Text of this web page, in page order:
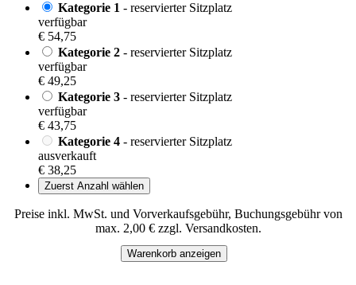
Kategorie 1 - reservierter Sitzplatz
verfügbar
€ 54,75
Kategorie 2 - reservierter Sitzplatz
verfügbar
€ 49,25
Kategorie 3 - reservierter Sitzplatz
verfügbar
€ 43,75
Kategorie 4 - reservierter Sitzplatz
ausverkauft
€ 38,25
Zuerst Anzahl wählen
Preise inkl. MwSt. und Vorverkaufsgebühr, Buchungsgebühr von
max. 2,00 € zzgl. Versandkosten.
Warenkorb anzeigen